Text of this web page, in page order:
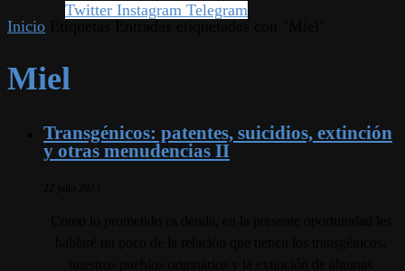
Twitter Instagram Telegram
Inicio
Miel
Transgénicos: patentes, suicidios, extinción
y otras menudencias II